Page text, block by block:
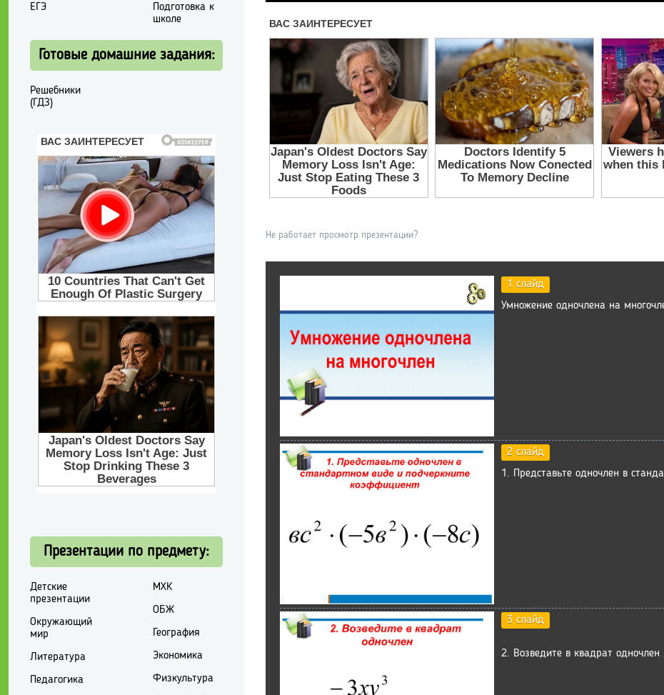
Не работает просмотр презентации?
1 слайд
Умножение одночлена на
2 слайд
1. Представьте одночлен в
3 слайд
2. Возведите в квадрат одночлен
ЕГЭ
Подготовка к
школе
Готовые домашние задания:
Решебники
(ГДЗ)
Презентации по предмету:
Детские
презентации
Окружающий
мир
Литература
Педагогика
МХК
ОБЖ
География
Экономика
Физкультура